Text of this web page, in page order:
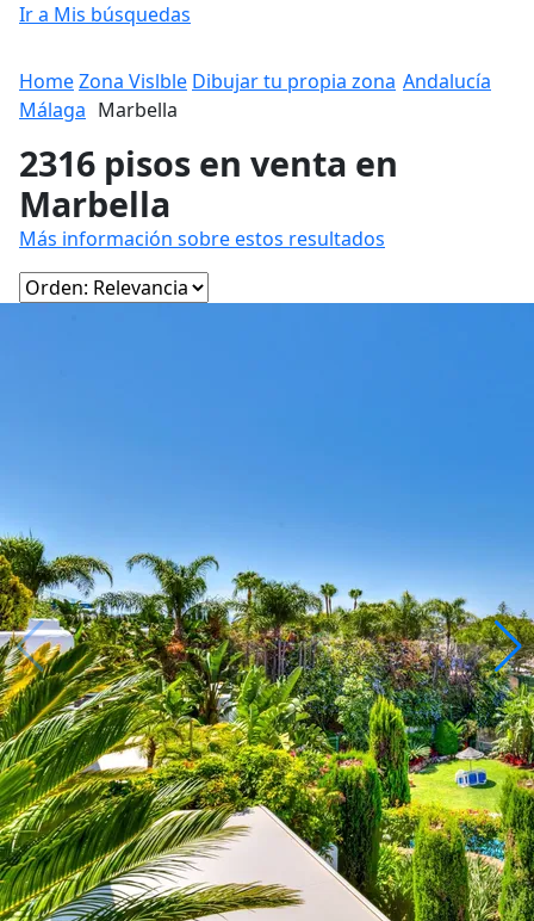
Ir a Mis búsquedas
HomeZona Vislble Dibujar tu propia zona Andalucía
Málaga Marbella
2316 pisos en venta en
Marbella
Más información sobre estos resultados